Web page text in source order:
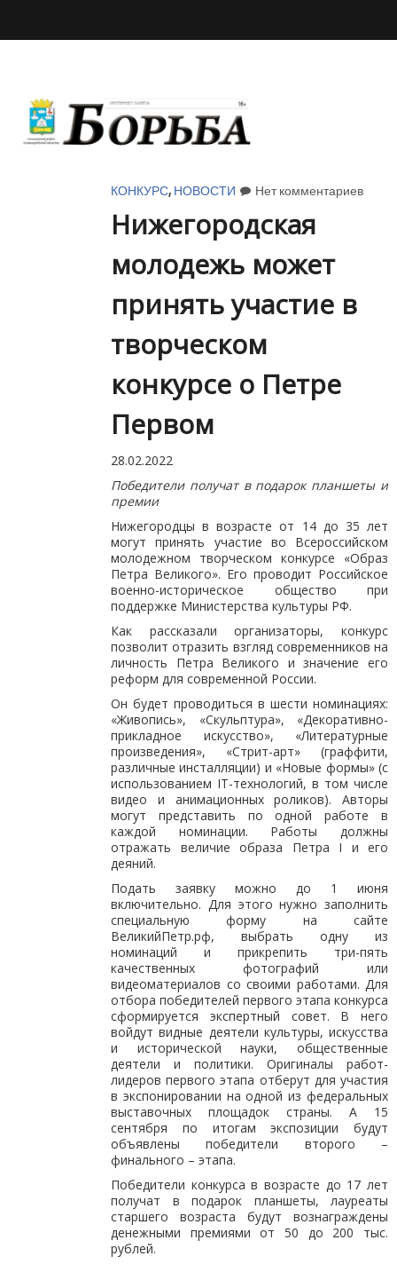
КОНКУРС, НОВОСТИ Нет комментариев
Нижегородская
молодежь может
принять участие в
творческом
конкурсе о Петре
Первом
28.02.2022
Победители получат в подарок планшеты и
премии
Нижегородцы в возрасте от 14 до 35 лет
могут принять участие во Всероссийском
молодежном творческом конкурсе «Образ
Петра Великого». Его проводит Российское
военно-историческое общество при
поддержке Министерства культуры РФ.
Как рассказали организаторы, конкурс
позволит отразить взгляд современников на
личность Петра Великого и значение его
реформ для современной России.
Он будет проводиться в шести номинациях:
«Живопись», «Скульптура», «Декоративно-
прикладное искусство», «Литературные
произведения», «Стрит-арт» (граффити,
различные инсталляции) и «Новые формы» (с
использованием IT-технологий, в том числе
видео и анимационных роликов). Авторы
могут представить по одной работе в
каждой номинации. Работы должны
отражать величие образа Петра I и его
деяний.
Подать заявку можно до 1 июня
включительно. Для этого нужно заполнить
специальную форму на сайте
ВеликийПетр.рф, выбрать одну из
номинаций и прикрепить три-пять
качественных фотографий или
видеоматериалов со своими работами. Для
отбора победителей первого этапа конкурса
сформируется экспертный совет. В него
войдут видные деятели культуры, искусства
и исторической науки, общественные
деятели и политики. Оригиналы работ-
лидеров первого этапа отберут для участия
в экспонировании на одной из федеральных
выставочных площадок страны. А 15
сентября по итогам экспозиции будут
объявлены победители второго –
финального – этапа.
Победители конкурса в возрасте до 17 лет
получат в подарок планшеты, лауреаты
старшего возраста будут вознаграждены
денежными премиями от 50 до 200 тыс.
рублей.